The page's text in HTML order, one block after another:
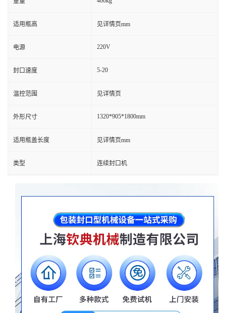
适用瓶高 见详情页mm
电源 220V
封口速度 5-20
温控范围 见详情页
外形尺寸 1320*905*1800mm
适用瓶盖长度 见详情页mm
类型 连续封口机